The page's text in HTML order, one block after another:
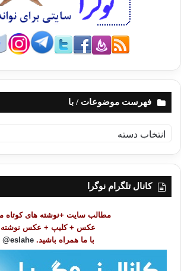
فهرست موضوعات / با
ه
ر
کانال تلگرام نوگرا
مطالب سایت +نوشته های کوتاه
عکس + کلیپ + عکس نوشته
با ما همراه باشید. eslahe@